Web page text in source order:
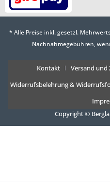
* Alle Preise inkl. gesetzl.
Nachnahmegebühren,
Kontakt
Versand und
Widerrufsbelehrung &
Copyright ©